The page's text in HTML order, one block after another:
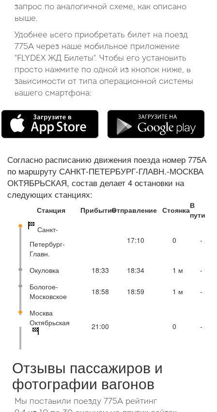
запрос по аналогичной схеме, как описано
выше.
Удобнее всего приобретать билет на поезд
775А через наше мобильное приложение
"FLYDEX ЖД Билеты". Чтобы его установить
просто нажмите по одной из кнопок ниже, в
зависимости от типа операционной системы
вашего смартфона:
Согласно расписанию движения поезда номер 775А
по маршруту САНКТ-ПЕТЕРБУРГ-ГЛАВН.-МОСКВА
ОКТЯБРЬСКАЯ, состав делает 4 остановки на
следующих станциях:
Станция ПрибытиеОтправление СтоянкаВ
пути
Санкт-
Петербург-
Главн.
17:10 0 -
Окуловка 18:33 18:34 1 м
-
Бологое-
Московское
18:58 18:59 1 м -
Москва
Октябрьская
21:00 0 -
Отзывы пассажиров и
фотографии вагонов
Мы поставили поезду 775А рейтинг